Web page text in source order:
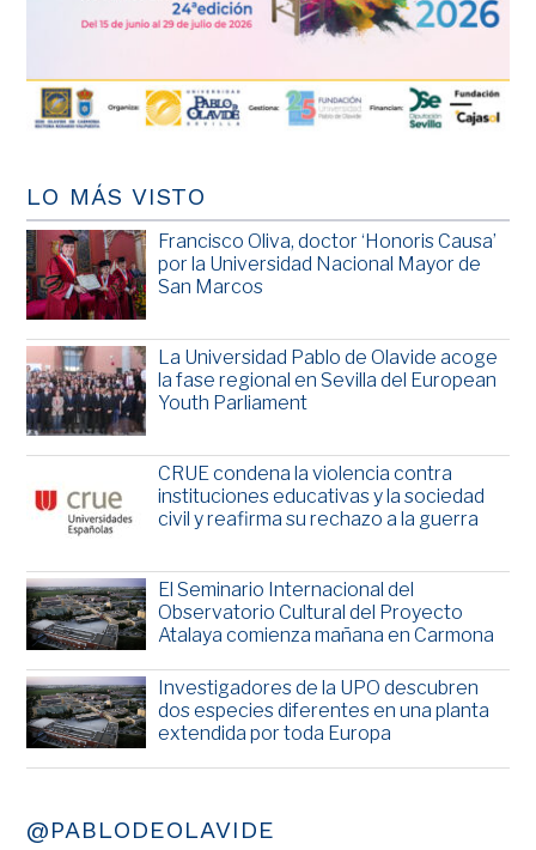
LO MÁS VISTO
Francisco Oliva, doctor ‘Honoris Causa’
por la Universidad Nacional Mayor de
San Marcos
La Universidad Pablo de Olavide acoge
la fase regional en Sevilla del European
Youth Parliament
CRUE condena la violencia contra
instituciones educativas y la sociedad
civil y reafirma su rechazo a la guerra
El Seminario Internacional del
Observatorio Cultural del Proyecto
Atalaya comienza mañana en Carmona
Investigadores de la UPO descubren
dos especies diferentes en una planta
extendida por toda Europa
@PABLODEOLAVIDE